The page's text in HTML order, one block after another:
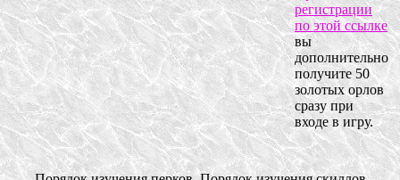
регистрации
по этой ссылке
вы
дополнительно
получите 50
золотых орлов
сразу при
входе в игру.